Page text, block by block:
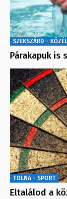
SZEKSZÁRD -
Párakapuk is
TOLNA - SPORT
Eltalálod a